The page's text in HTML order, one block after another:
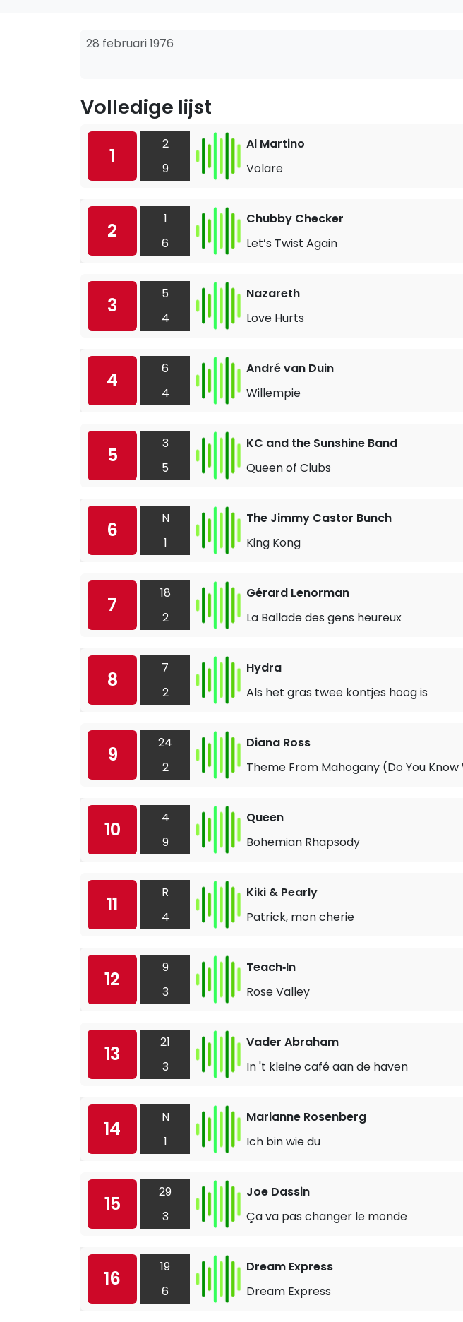
28 februari 1976
Volledige lijst
1
2
9
Al Martino
Volare
2
1
6
Chubby Checker
Let’s Twist Again
3
5
4
Nazareth
Love Hurts
4
6
4
André van Duin
Willempie
5
3
5
KC and the Sunshine Band
Queen of Clubs
6
N
1
The Jimmy Castor Bunch
King Kong
7
18
2
Gérard Lenorman
La Ballade des gens heureux
8
7
2
Hydra
Als het gras twee kontjes hoog is
9
24
2
Diana Ross
Theme From Mahogany (Do You
10
4
9
Queen
Bohemian Rhapsody
11
R
4
Kiki & Pearly
Patrick, mon cherie
12
9
3
Teach‐In
Rose Valley
13
21
3
Vader Abraham
In 't kleine café aan de haven
14
N
1
Marianne Rosenberg
Ich bin wie du
15
29
3
Joe Dassin
Ça va pas changer le monde
16
19
6
Dream Express
Dream Express